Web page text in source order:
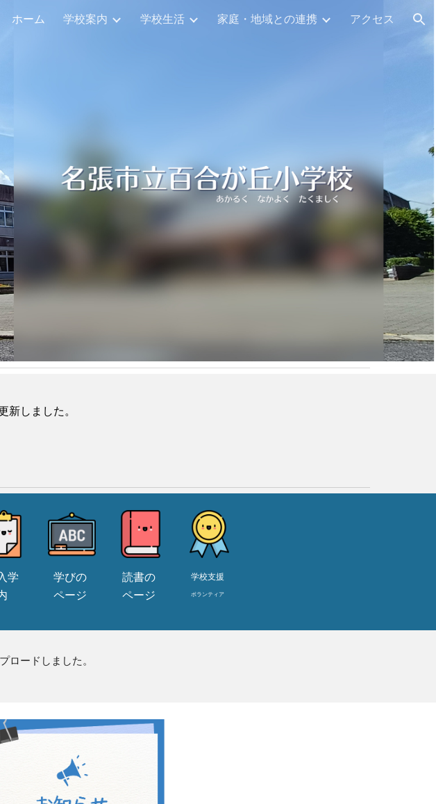
Skip to navigation
ホーム 学校案内 学校生活 家庭・地域との連携 アクセス
しました。
学
学びの
ページ
読書の
ページ
学校支援
ボランティア
ロードしました。